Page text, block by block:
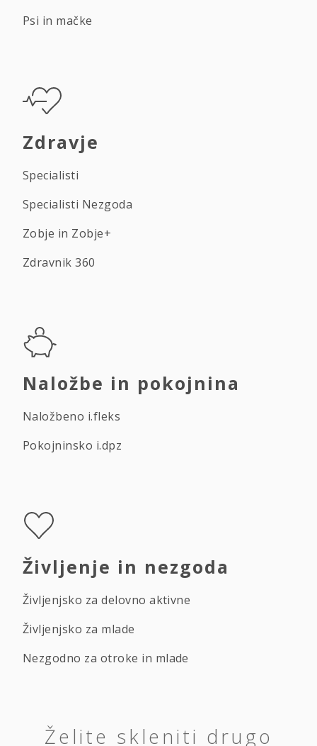
Psi in mačke
Zdravje
Specialisti
Specialisti Nezgoda
Zobje in Zobje+
Zdravnik 360
Naložbe in pokojnina
Naložbeno i.fleks
Pokojninsko i.dpz
Življenje in nezgoda
Življenjsko za delovno aktivne
Življenjsko za mlade
Nezgodno za otroke in mlade
Želite skleniti drugo